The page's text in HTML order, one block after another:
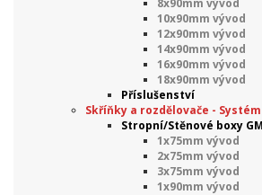
8x90mm vývod
10x90mm vývod
12x90mm vývod
14x90mm vývod
16x90mm vývod
18x90mm vývod
Příslušenství
Skříňky a rozdělovače -
Stropní/Stěnové boxy GM
1x75mm vývod
2x75mm vývod
3x75mm vývod
1x90mm vývod